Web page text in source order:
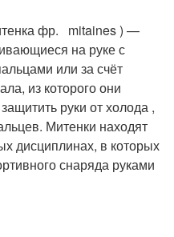
фр. mitaines ) —
на руке с
или за счёт
из которого они
руки от холода ,
Митенки находят
дисциплинах, в которых
снаряда руками